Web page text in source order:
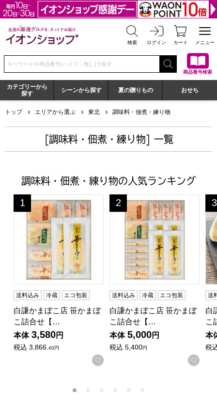
全国の厳選グルメを、ネットでお届け イオンショップ
検索 ログイン カート メニュー
検索キーワードまたは商品番号を入力してください
商品番号検索
カテゴリーから
探す
シーンから探す 夏の贈りもの おせち
トップ エリアから選ぶ 東北 調味料・佃煮・練り物
[調味料・佃煮・練り物] 一覧
調味料・佃煮・練り物の人気ランキング
白謙かまぼこ店 笹かまぼこ詰合せ【夏の贈りもの・お中
1
位
送料込み 冷蔵 エコ包装
白謙かまぼこ店 笹かまぼ
こ詰合せ【…
本体 3,580円
税込 3,866.40円
お気に入りに登録する
白謙かまぼこ店 笹かまぼこ
2
位
送料込み 冷蔵 エコ包装
白謙かまぼこ店 笹かまぼ
こ詰合せ【…
本体 5,000円
税込 5,400円
お気
3
位
送
白
こ
本
税